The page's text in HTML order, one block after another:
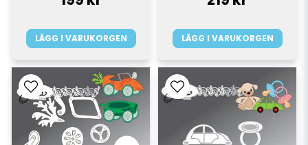
LÄGG I VARUKORGEN LÄGG I VARUKORGEN